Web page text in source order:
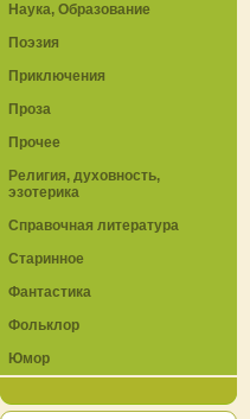
Наука, Образование
Поэзия
Приключения
Проза
Прочее
Религия, духовность,
эзотерика
Справочная литература
Старинное
Фантастика
Фольклор
Юмор